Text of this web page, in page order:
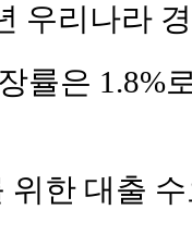
우리나라
률은 1.8%
한 대출